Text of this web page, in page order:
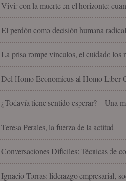
Vivir con la muerte en el horizonte:
El perdón como decisión humana radical
La prisa rompe vínculos, el cuidado los
Del Homo Economicus al Homo Liber
¿Todavía tiene sentido esperar? – Una
Teresa Perales, la fuerza de la actitud
Conversaciones Difíciles: Técnicas de
Ignacio Torras: liderazgo empresarial,